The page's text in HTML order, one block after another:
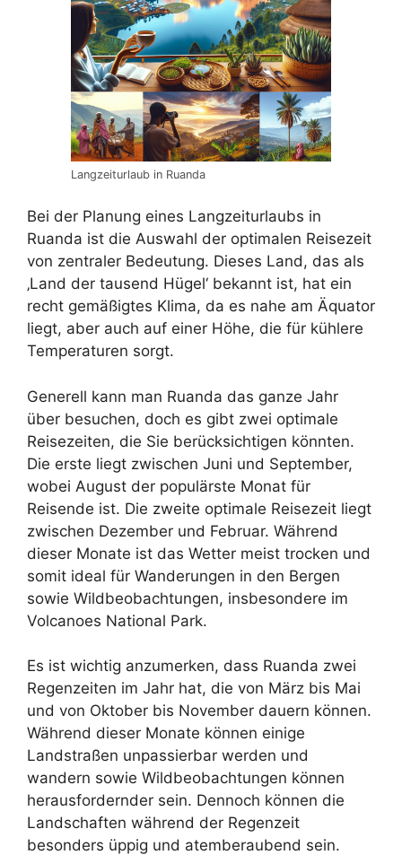
Langzeiturlaub in Ruanda
Bei der Planung eines Langzeiturlaubs in
Ruanda ist die Auswahl der optimalen Reisezeit
von zentraler Bedeutung. Dieses Land, das als
‚Land der tausend Hügel‘ bekannt ist, hat ein
recht gemäßigtes Klima, da es nahe am Äquator
liegt, aber auch auf einer Höhe, die für kühlere
Temperaturen sorgt.
Generell kann man Ruanda das ganze Jahr
über besuchen, doch es gibt zwei optimale
Reisezeiten, die Sie berücksichtigen könnten.
Die erste liegt zwischen Juni und September,
wobei August der populärste Monat für
Reisende ist. Die zweite optimale Reisezeit liegt
zwischen Dezember und Februar. Während
dieser Monate ist das Wetter meist trocken und
somit ideal für Wanderungen in den Bergen
sowie Wildbeobachtungen, insbesondere im
Volcanoes National Park.
Es ist wichtig anzumerken, dass Ruanda zwei
Regenzeiten im Jahr hat, die von März bis Mai
und von Oktober bis November dauern können.
Während dieser Monate können einige
Landstraßen unpassierbar werden und
wandern sowie Wildbeobachtungen können
herausfordernder sein. Dennoch können die
Landschaften während der Regenzeit
besonders üppig und atemberaubend sein.